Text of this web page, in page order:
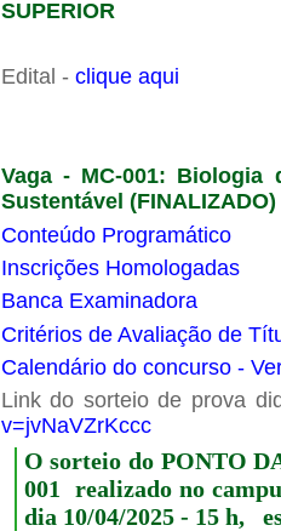
SUPERIOR
Edital - clique aqui
Vaga - MC-001: Biologia
Sustentável (FINALIZADO)
Conteúdo Programático
Inscrições Homologadas
Banca Examinadora
Critérios de Avaliação de
Calendário do concurso -
Link do sorteio de prova
v=jvNaVZrKccc
O sorteio do PONTO
001 realizado no
dia 10/04/2025 - 15 h,